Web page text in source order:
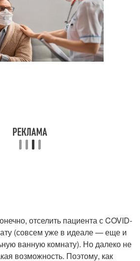
отселить пациента с COVID-
(совсем уже в идеале — еще и
ванную комнату). Но далеко не
возможность. Поэтому, как